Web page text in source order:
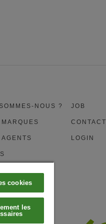
NOUS ?
MARQUES
AGENTS
JOB
CONTACT
LOGIN
cookies
les